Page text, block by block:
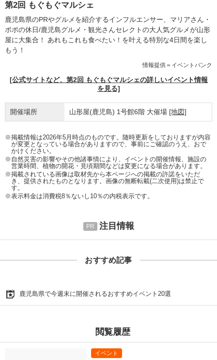
第2回 もぐもぐマルシェ
鹿児島県のPRやグルメを紹介するインフルエンサー、マリアさん・
ポポの休日/鹿児島グルメ・観光さんセレクトの大人気グルメが山形
屋に大集合！ あれもこれも食べたい！を叶える特別な4日間を楽し
もう！
情報提供＝イベントバンク
[公式サイトなど、第2回 もぐもぐマルシェの詳しいイベント情報
を見る]
開催場所 山形屋(鹿児島) 1号館6階 大催場 [地図]
※掲載情報は2026年5月時点のものです。随時更新をしておりますが内容
が変更となっている場合がありますので、事前にご確認のうえ、おで
かけください。
※自然災害の影響やその他諸事情により、イベントの開催情報、施設の
営業時間、植物の開花・見頃期間などは変更になる場合があります。
※掲載されている画像は取材先から本ページへの掲載の許諾をいただ
き、提供されたものとなります。画像の無断転載(二次使用)は禁止で
す。
※表示料金は消費税8％ないし10％の内税表示です。
注目情報
おすすめ記事
鹿児島県で今週末に開催されるおすすめイベント20選
閲覧履歴